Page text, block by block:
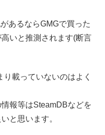
あるならGMGで買った
いと推測されます(断言
載っていないのはよく
報等はSteamDBなどを
と思います。